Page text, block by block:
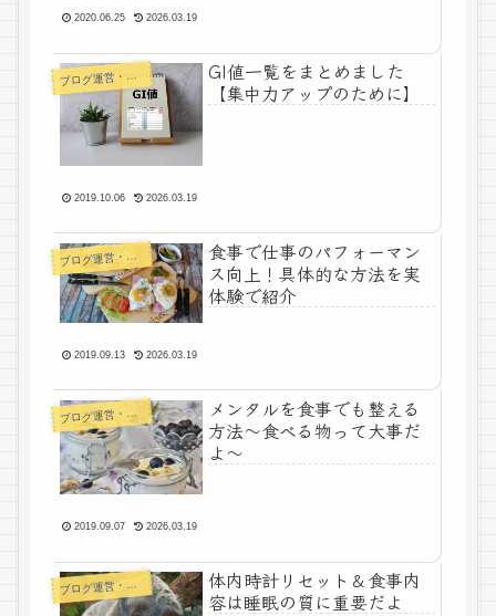
2020.06.25 2026.03.19
ブ ログ運営・よもやま
GI値一覧をまとめました
【集中力アップのために】
2019.10.06 2026.03.19
ブ ログ運営・よもやま
食事で仕事のパフォーマン
ス向上！具体的な方法を実
体験で紹介
2019.09.13 2026.03.19
ブ ログ運営・よもやま
メンタルを食事でも整える
方法〜食べる物って大事だ
よ〜
2019.09.07 2026.03.19
ブ ログ運営・よもやま
体内時計リセット＆食事内
容は睡眠の質に重要だよ